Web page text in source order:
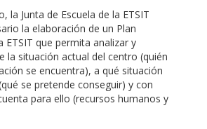
la Junta de Escuela de la ETSIT
la elaboración de un Plan
ETSIT que permita analizar y
la situación actual del centro (quién
se encuentra), a qué situación
se pretende conseguir) y con
para ello (recursos humanos y